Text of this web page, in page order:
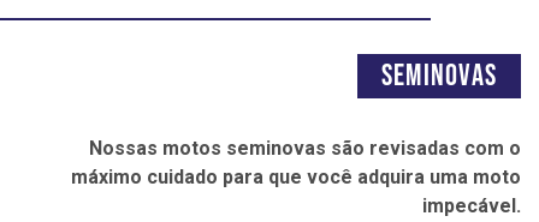
Seminovas
Nossas motos seminovas são revisadas com o
máximo cuidado para que você adquira uma moto
impecável.